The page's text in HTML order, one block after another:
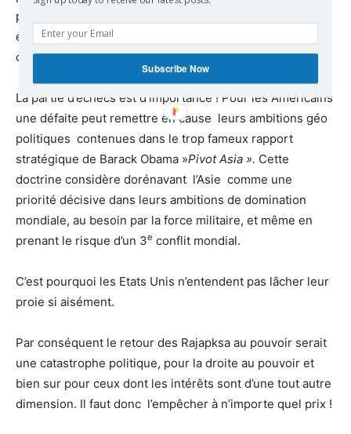
permanente illustre le nouveau rapport des forces mais
en renforçant les contradictions aiguise un peu plus la
conflictualité dans la région.
La partie d’échecs est d’importance ! Pour les Américains
une défaite peut remettre en cause leurs ambitions géo
politiques contenues dans le trop fameux rapport
stratégique de Barack Obama »Pivot Asia ». Cette
doctrine considère dorénavant l’Asie comme une
priorité décisive dans leurs ambitions de domination
mondiale, au besoin par la force militaire, et même en
prenant le risque d’un 3e conflit mondial.
C’est pourquoi les Etats Unis n’entendent pas lâcher leur
proie si aisément.
Par conséquent le retour des Rajapksa au pouvoir serait
une catastrophe politique, pour la droite au pouvoir et
bien sur pour ceux dont les intérêts sont d’une tout autre
dimension. Il faut donc l’empêcher à n’importe quel prix !
Subscribe Now